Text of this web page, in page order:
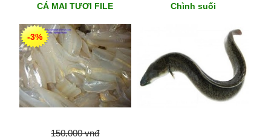
CÁ MAI TƯƠI FILE
-3%
150,000 vnđ
Chình suối